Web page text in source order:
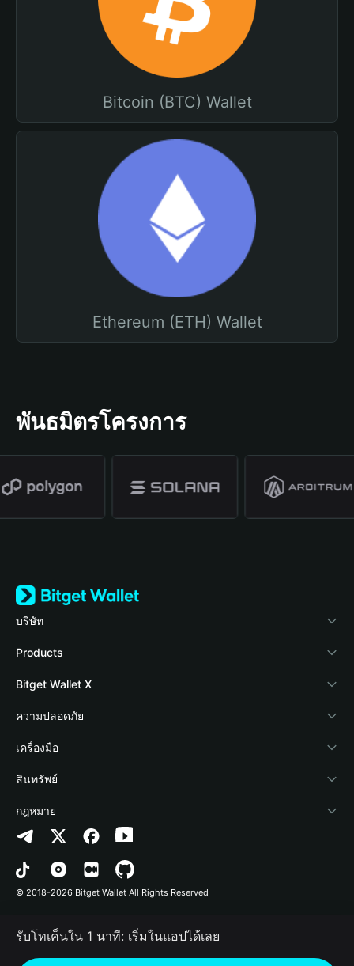
Bitcoin (BTC) Wallet
Ethereum (ETH) Wallet
พันธมิตรโครงการ
บริษัท
เกี่ยวกับ Bitget Wallet
Blog
Academy
ข่าวสารด้านคริปโต
ศูนย์ช่วยเหลือ
ติดต่อเรา
ทรัพยากรข้อมูลของแบรนด์
อาชีพ
Products
Crypto Card
Stablecoin Earn
Payfi Crypto
Crypto Swap API
Altcoin Season Index
Prediction Markets
DApp
RWA
Bitget Wallet X
นักพัฒนา
เชื่อมต่อ Wallet
Bitget Wallet Pay
ลิสต์โปรเจกต์
ความปลอดภัย
Protection Fund
เทคโนโลยีความปลอดภัย
เครื่องมือ
ซื้อคริปโต
การตรวจจับการอนุญาต
การตรวจจับสัญญา
การโอนเป็นชุด
สินทรัพย์
Arbitrum
Avalanche
Bitcoin
Polygon
กฎหมาย
นโยบายความเป็นส่วนตัว
ข้อตกลงในการใช้บริการ
© 2018-2026 Bitget Wallet All Rights Reserved
รับโทเค็นใน 1 นาที: เริ่มในแอปได้เลย